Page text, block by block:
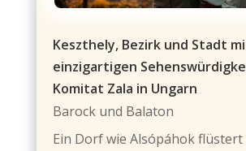
Keszthely, Bezirk und Stadt
einzigartigen
Komitat Zala in Ungarn
Barock und Balaton
Ein Dorf wie Alsópáhok